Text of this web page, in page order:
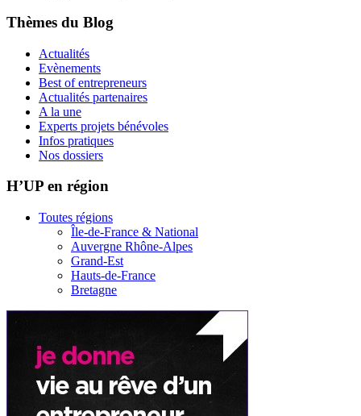
Thèmes du Blog
Actualités
Evènements
Best of entrepreneurs
Actualités partenaires
A la une
Experts projets bénévoles
Infos pratiques
Nos dossiers
H’UP en région
Toutes régions
Île-de-France & National
Auvergne Rhône-Alpes
Grand-Est
Hauts-de-France
Bretagne